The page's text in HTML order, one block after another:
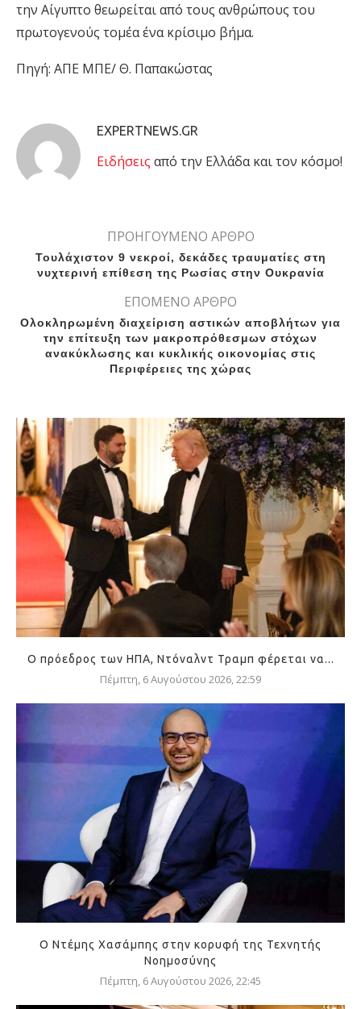
την Αίγυπτο θεωρείται από τους ανθρώπους του
πρωτογενούς τομέα ένα κρίσιμο βήμα.
Πηγή: ΑΠΕ ΜΠΕ/ Θ. Παπακώστας
EXPERTNEWS.GR
Eιδήσεις από την Ελλάδα και τον κόσμο!
ΠΡΟΗΓΟΥΜΕΝΟ ΑΡΘΡΟ
Τουλάχιστον 9 νεκροί, δεκάδες τραυματίες στη
νυχτερινή επίθεση της Ρωσίας στην Ουκρανία
ΕΠΟΜΕΝΟ ΑΡΘΡΟ
Ολοκληρωμένη διαχείριση αστικών αποβλήτων για
την επίτευξη των μακροπρόθεσμων στόχων
ανακύκλωσης και κυκλικής οικονομίας στις
Περιφέρειες της χώρας
Ο πρόεδρος των ΗΠΑ, Ντόναλντ Τραμπ φέρεται να...
Πέμπτη, 6 Αυγούστου 2026, 22:59
Ο Ντέμης Χασάμπης στην κορυφή της Τεχνητής
Νοημοσύνης
Πέμπτη, 6 Αυγούστου 2026, 22:45